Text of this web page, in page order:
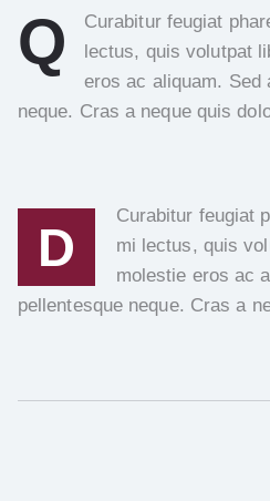
Q
Curabitur feugiat
lectus, quis volutpat
eros ac aliquam.
neque. Cras a neque quis
D
Curabitur feugiat
mi lectus, quis
molestie eros ac
pellentesque neque. Cras a